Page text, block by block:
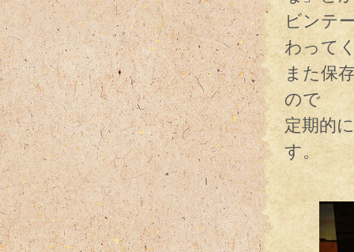
ビンテ
わって
また保
ので
定期的
す。
そん